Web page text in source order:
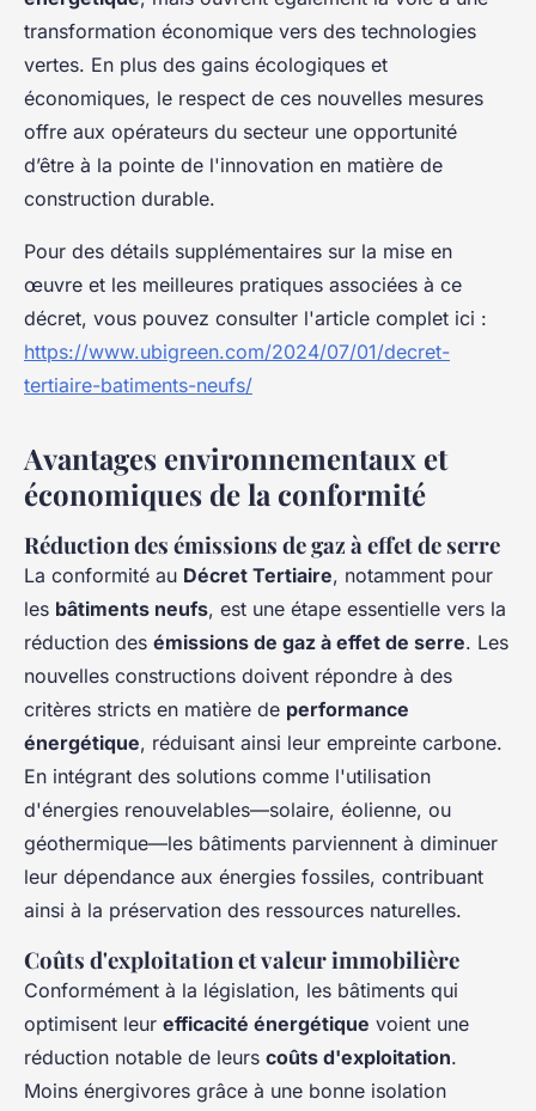
transformation économique vers des technologies
vertes. En plus des gains écologiques et
économiques, le respect de ces nouvelles mesures
offre aux opérateurs du secteur une opportunité
d’être à la pointe de l'innovation en matière de
construction durable.
Pour des détails supplémentaires sur la mise en
œuvre et les meilleures pratiques associées à ce
décret, vous pouvez consulter l'article complet ici :
https://www.ubigreen.com/2024/07/01/decret-
tertiaire-batiments-neufs/
Avantages environnementaux et
économiques de la conformité
Réduction des émissions de gaz à effet de serre
La conformité au Décret Tertiaire, notamment pour
les bâtiments neufs, est une étape essentielle vers la
réduction des émissions de gaz à effet de serre. Les
nouvelles constructions doivent répondre à des
critères stricts en matière de performance
énergétique, réduisant ainsi leur empreinte carbone.
En intégrant des solutions comme l'utilisation
d'énergies renouvelables—solaire, éolienne, ou
géothermique—les bâtiments parviennent à diminuer
leur dépendance aux énergies fossiles, contribuant
ainsi à la préservation des ressources naturelles.
Coûts d'exploitation et valeur immobilière
Conformément à la législation, les bâtiments qui
optimisent leur efficacité énergétique voient une
réduction notable de leurs coûts d'exploitation.
Moins énergivores grâce à une bonne isolation